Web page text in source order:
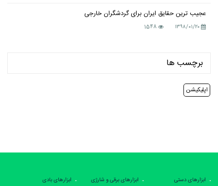
عجیب ترین حقایق ایران برای گردشگران خارجی
۱۳۹۸/۰۱/۲۰ 1548
برچسب ها
اپلیکیشن
ابزارهای دستی ابزارهای برقی و شارژی
ابزارهای بادی